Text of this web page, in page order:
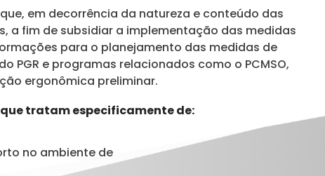
em decorrência da natureza e conteúdo das
fim de subsidiar a implementação das medidas
para o planejamento das medidas de
PGR e programas relacionados como o PCMSO,
ergonômica preliminar.
tratam especificamente de:
no ambiente de